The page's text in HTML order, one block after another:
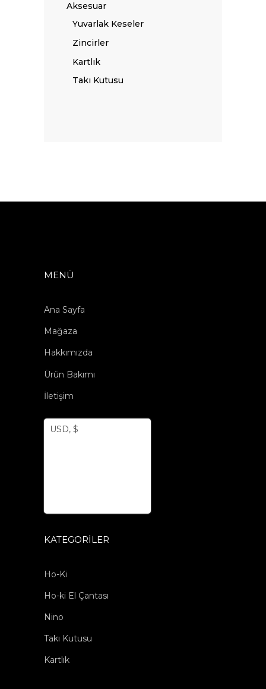
Aksesuar
Yuvarlak Keseler
Zincirler
Kartlık
Takı Kutusu
MENÜ
Ana Sayfa
Mağaza
Hakkımızda
Ürün Bakımı
İletişim
USD, $
KATEGORILER
Ho-Ki
Ho-ki El Çantası
Nino
Takı Kutusu
Kartlık